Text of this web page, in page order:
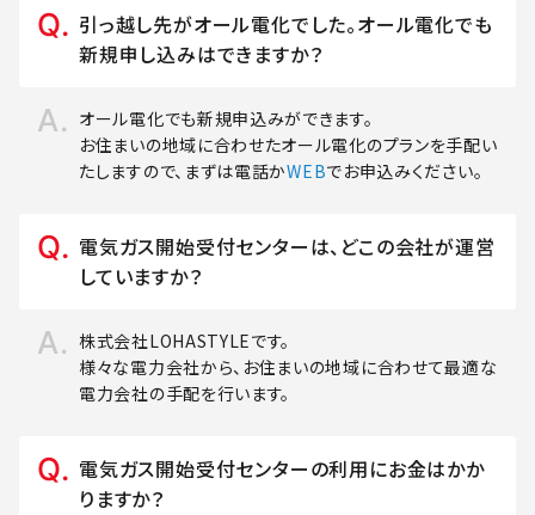
引っ越し先がオール電化でした。オール電化でも
新規申し込みはできますか？
オール電化でも新規申込みができます。
お住まいの地域に合わせたオール電化のプランを手配い
たしますので、まずは電話かWEBでお申込みください。
電気ガス開始受付センターは、どこの会社が運営
していますか？
株式会社LOHASTYLEです。
様々な電力会社から、お住まいの地域に合わせて最適な
電力会社の手配を行います。
電気ガス開始受付センターの利用にお金はかか
りますか？